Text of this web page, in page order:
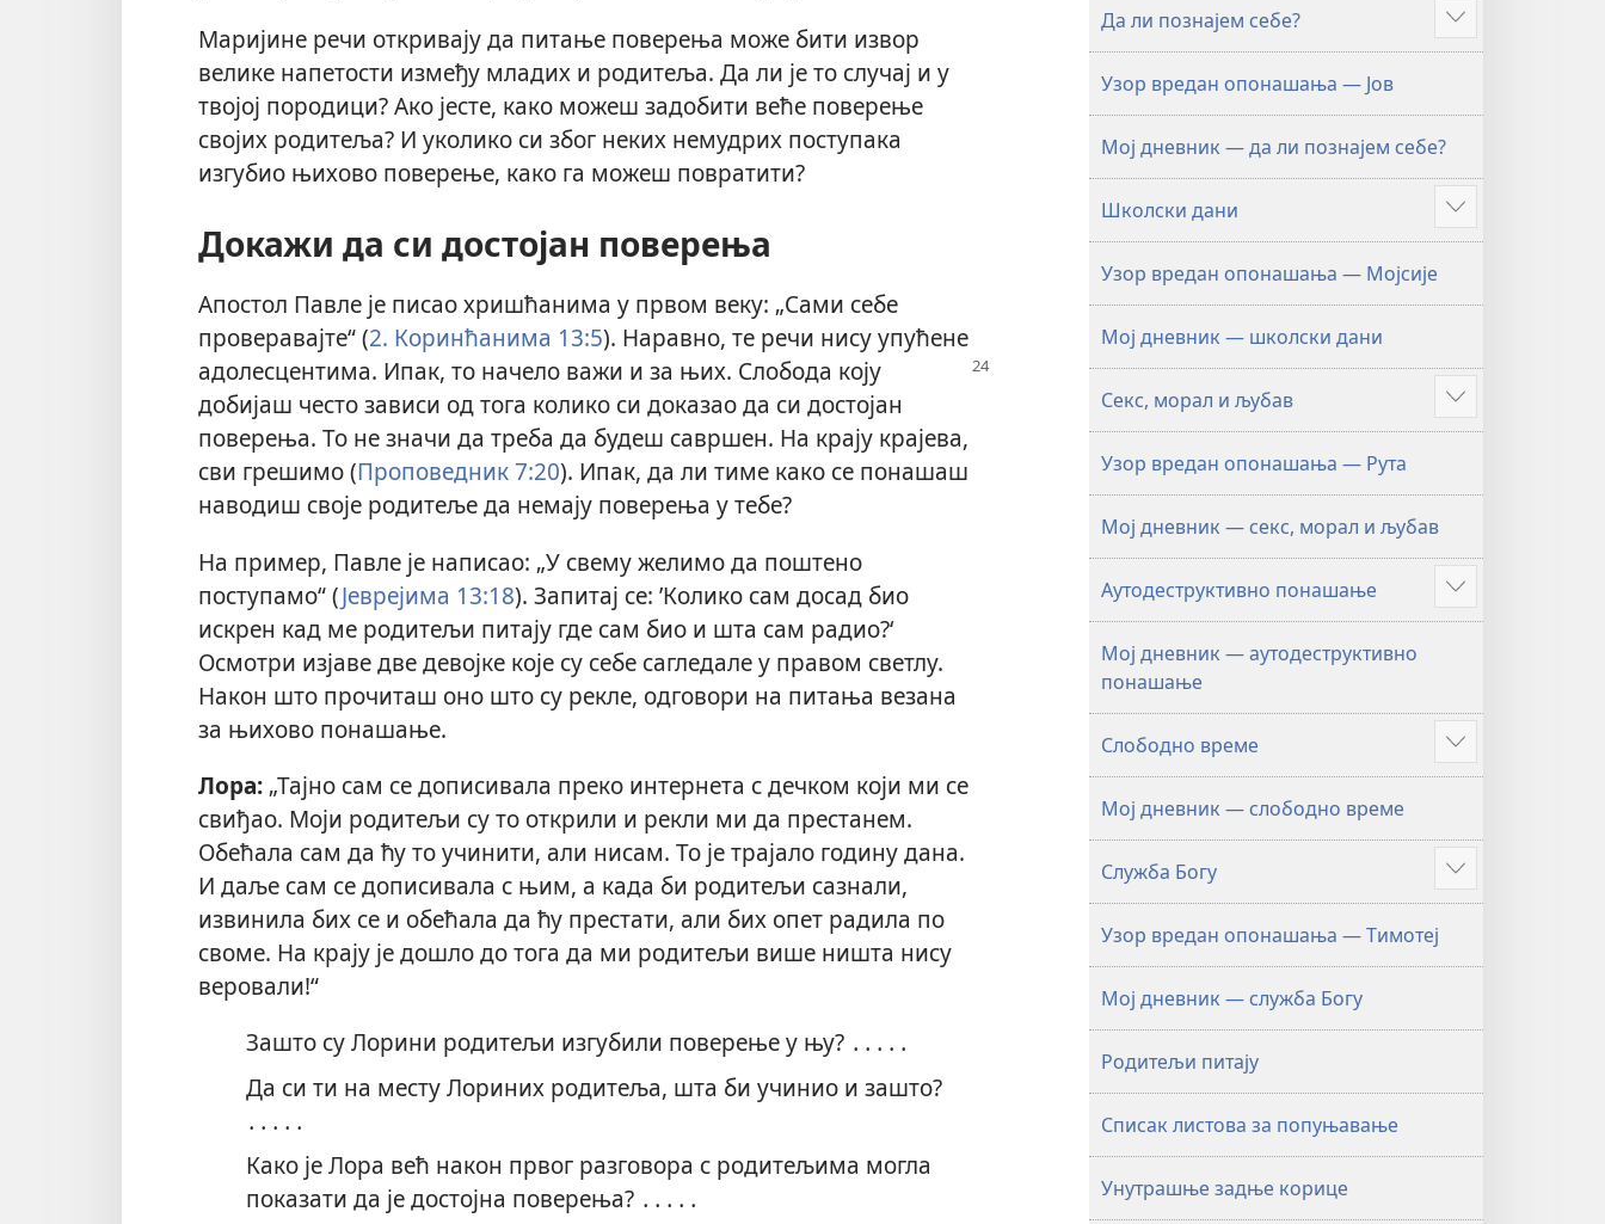
Маријине речи откривају да питање поверења може бити извор
велике напетости између младих и родитеља. Да ли је то случај и у
твојој породици? Ако јесте, како можеш задобити веће поверење
својих родитеља? И уколико си због неких немудрих поступака
изгубио њихово поверење, како га можеш повратити?
Докажи да си достојан поверења
Апостол Павле је писао хришћанима у првом веку: „Сами себе
проверавајте“ (2. Коринћанима 13:5). Наравно, те речи нису упућене
адолесцентима. Ипак, то начело важи и за њих. Слобода коју
добијаш често зависи од тога колико си доказао да си достојан
поверења. То не значи да треба да будеш савршен. На крају крајева,
сви грешимо (Проповедник 7:20). Ипак, да ли тиме како се понашаш
наводиш своје родитеље да немају поверења у тебе?
На пример, Павле је написао: „У свему желимо да поштено
поступамо“ (Јеврејима 13:18). Запитај се: ’Колико сам досад био
искрен кад ме родитељи питају где сам био и шта сам радио?‘
Осмотри изјаве две девојке које су себе сагледале у правом светлу.
Након што прочиташ оно што су рекле, одговори на питања везана
за њихово понашање.
Лора: „Тајно сам се дописивала преко интернета с дечком који ми се
свиђао. Моји родитељи су то открили и рекли ми да престанем.
Обећала сам да ћу то учинити, али нисам. То је трајало годину дана.
И даље сам се дописивала с њим, а када би родитељи сазнали,
извинила бих се и обећала да ћу престати, али бих опет радила по
своме. На крају је дошло до тога да ми родитељи више ништа нису
веровали!“
Зашто су Лорини родитељи изгубили поверење у њу? ․․․․․
Да си ти на месту Лориних родитеља, шта би учинио и зашто?
․․․․․
Како је Лора већ након првог разговора с родитељима могла
показати да је достојна поверења? ․․․․․
Да ли познајем себе? Више
Узор вредан опонашања — Јов
Мој дневник — да ли познајем себе?
Школски дани Више
Узор вредан опонашања — Мојсије
Мој дневник — школски дани
Секс, морал и љубав Више
Узор вредан опонашања — Рута
Мој дневник — секс, морал и љубав
Аутодеструктивно понашање Више
Мој дневник — аутодеструктивно
понашање
Слободно време Више
Мој дневник — слободно време
Служба Богу Више
Узор вредан опонашања — Тимотеј
Мој дневник — служба Богу
Родитељи питају
Списак листова за попуњавање
Унутрашње задње корице